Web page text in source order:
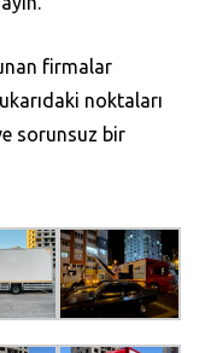
firmalar
noktaları
sorunsuz bir